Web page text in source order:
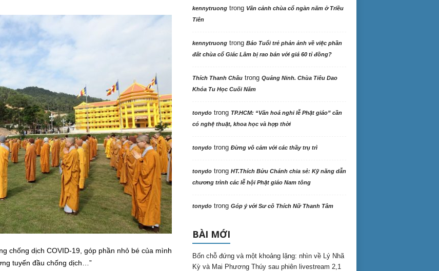
chống dịch COVID-19, góp phần nhỏ bé của mình
tuyến đầu chống dịch…”
kennytruongtrong Vãn cảnh chùa cổ ngàn năm ở Triều
Tiên
kennytruongtrong Báo Tuổi trẻ phản ảnh về việc phần
đất chùa cổ Giác Lâm bị rao bán với giá 60 tỉ đồng?
Thích Thanh Châutrong Quảng Ninh. Chùa Tiêu Dao
Khóa Tu Học Cuối Năm
tonydotrong TP.HCM: “Văn hoá nghi lễ Phật giáo” cần
có nghệ thuật, khoa học và hợp thời
tonydotrong Đừng vô cảm với các thầy trụ trì
tonydotrong HT.Thích Bửu Chánh chia sẻ: Kỹ năng dẫn
chương trình các lễ hội Phật giáo Nam tông
tonydotrong Góp ý với Sư cô Thích Nữ Thanh Tâm
BÀI MỚI
Bốn chỗ đứng và một khoảng lặng: nhìn về Lý Nhã
Kỳ và Mai Phương Thúy sau phiên livestream 2,1